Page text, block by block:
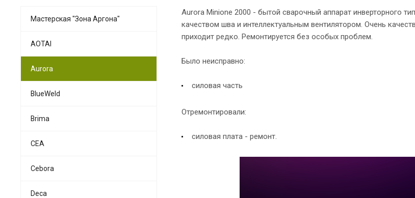
Aurora Minione 2000 - бытой сварочный аппарат инверторного
качеством шва и интеллектуальным вентилятором. Очень
приходит редко. Ремонтируется без особых проблем.
Было неисправно:
силовая часть
Отремонтировали:
силовая плата - ремонт.
Мастерская "Зона Аргона"
AOTAI
Aurora
BlueWeld
Brima
CEA
Cebora
Deca